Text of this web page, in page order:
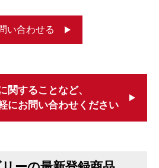
い合わせる
関することなど、
にお問い合わせください